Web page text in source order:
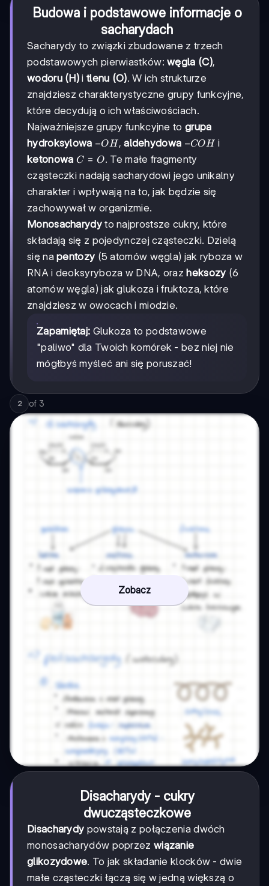
Budowa i podstawowe informacje o
sacharydach
Sacharydy to związki zbudowane z trzech
podstawowych pierwiastków:węgla (C),
wodoru (H) i tlenu (O). W ich strukturze
znajdziesz charakterystyczne grupy funkcyjne,
które decydują o ich właściwościach.
Najważniejsze grupy funkcyjne to grupa
hydroksylowa -
OH
−OH,aldehydowa -
COH
−COH i
ketonowa C=O
C = O. Te małe fragmenty
cząsteczki nadają sacharydowi jego unikalny
charakter i wpływają na to, jak będzie się
zachowywał w organizmie.
Monosacharydyto najprostsze cukry, które
składają się z pojedynczej cząsteczki. Dzielą
się napentozy (5 atomów węgla) jak ryboza w
RNA i deoksyryboza w DNA, oraz heksozy (6
atomów węgla) jak glukoza i fruktoza, które
znajdziesz w owocach i miodzie.
Zapamiętaj: Glukoza to podstawowe
"paliwo" dla Twoich komórek - bez niej nie
mógłbyś myśleć ani się poruszać!
2 of 3
Zobacz
Disacharydy - cukry
dwucząsteczkowe
Disacharydy powstają z połączenia dwóch
monosacharydów poprzez wiązanie
glikozydowe. To jak składanie klocków - dwie
małe cząsteczki łączą się w jedną większą o